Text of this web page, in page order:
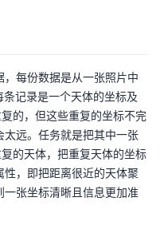
每份数据是从一张照片中
记录是一个天体的坐标及
的，但这些重复的坐标不完
远。任务就是把其中一张
的天体，把重复天体的坐标
，即把距离很近的天体聚
张坐标清晰且信息更加准